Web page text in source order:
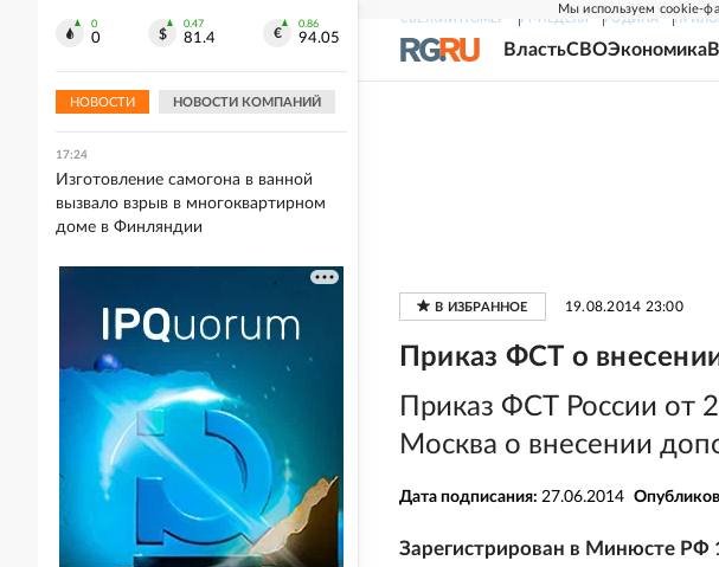
Мы используем cookie-
СВЕЖИЙ НОМЕР РГ-НЕДЕЛЯ РОДИНА
ВластьСВОЭкономика
19.08.2014 23:00
Приказ ФСТ о
Приказ ФСТ России от
Москва о внесении
Дата подписания: 27.06.2014
Зарегистрирован в Минюсте РФ
0
0
0.47
81.4
0.86
94.05
НОВОСТИ НОВОСТИ КОМПАНИЙ
после укуса паука
17:24
Изготовление самогона в ванной
вызвало взрыв в многоквартирном
доме в Финляндии